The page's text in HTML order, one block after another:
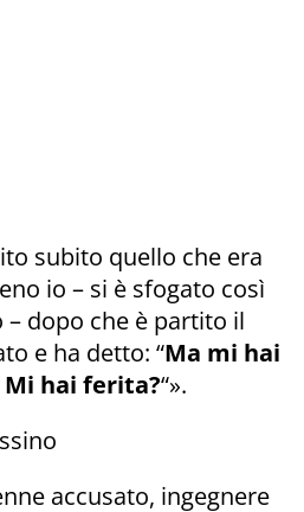
subito quello che era
io – si è sfogato così
– dopo che è partito il
e ha detto: “Ma mi hai
hai ferita?“».
accusato, ingegnere